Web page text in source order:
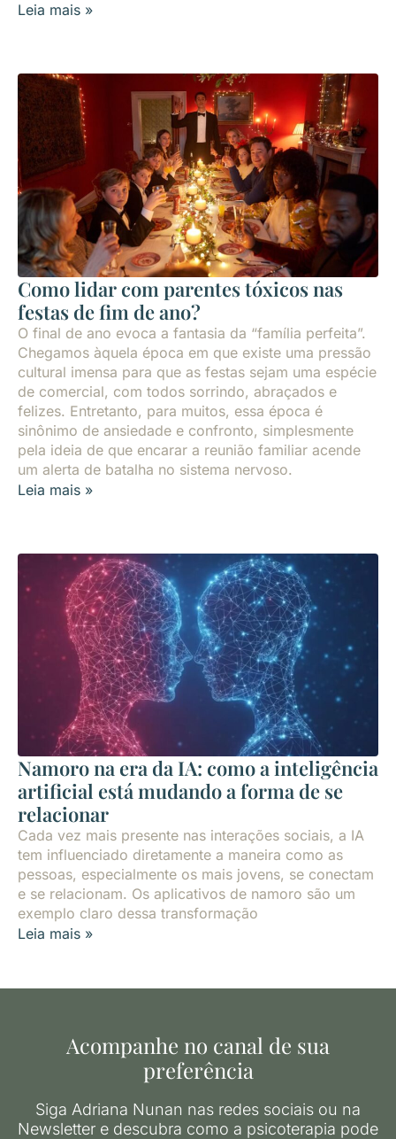
Leia mais »
Como lidar com parentes tóxicos nas
festas de fim de ano?
O final de ano evoca a fantasia da “família perfeita”.
Chegamos àquela época em que existe uma pressão
cultural imensa para que as festas sejam uma espécie
de comercial, com todos sorrindo, abraçados e
felizes. Entretanto, para muitos, essa época é
sinônimo de ansiedade e confronto, simplesmente
pela ideia de que encarar a reunião familiar acende
um alerta de batalha no sistema nervoso.
Leia mais »
Namoro na era da IA: como a inteligência
artificial está mudando a forma de se
relacionar
Cada vez mais presente nas interações sociais, a IA
tem influenciado diretamente a maneira como as
pessoas, especialmente os mais jovens, se conectam
e se relacionam. Os aplicativos de namoro são um
exemplo claro dessa transformação
Leia mais »
Acompanhe no canal de sua
preferência
Siga Adriana Nunan nas redes sociais ou na
Newsletter e descubra como a psicoterapia pode